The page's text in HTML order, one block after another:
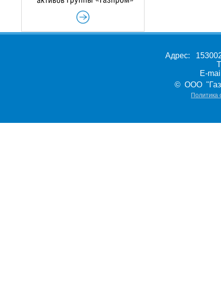
Адрес:
E-
© ООО
Политика